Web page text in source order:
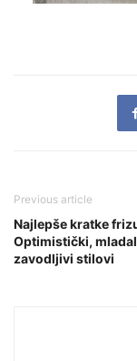
Previous article
Najlepše kratke
Optimistički,
zavodljivi stilovi